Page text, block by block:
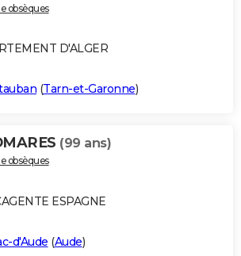
obsèques
D'ALGER
(Tarn-et-Garonne)
(99 ans)
obsèques
ESPAGNE
d'Aude (Aude)